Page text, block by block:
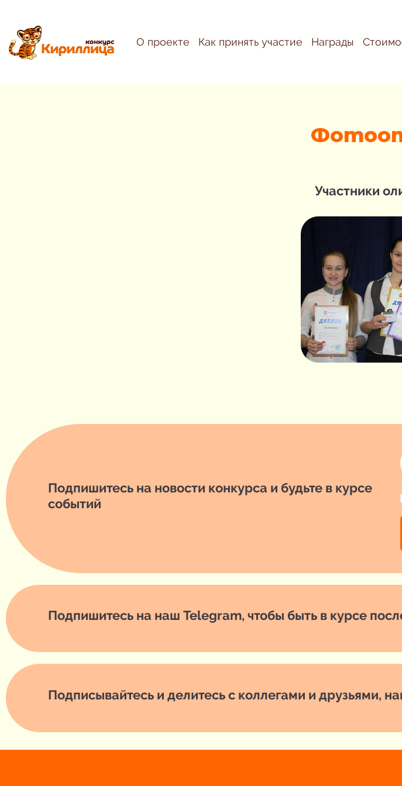
О проекте Как принять участие Награды
Участники
Подпишитесь на новости конкурса и будьте в курсе
событий
Подпишитесь на наш Telegram, чтобы быть в курсе
Подписывайтесь и делитесь с коллегами и друзьями,